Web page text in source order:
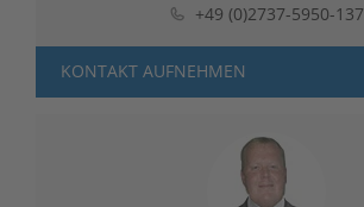
+49 (0)2737-5950-137
KONTAKT AUFNEHMEN